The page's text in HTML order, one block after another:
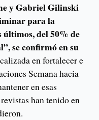
y Gabriel Gilinski
para la
últimos, del 50% de
se confirmó en su
en fortalecer e
Semana hacia
en esas
han tenido en